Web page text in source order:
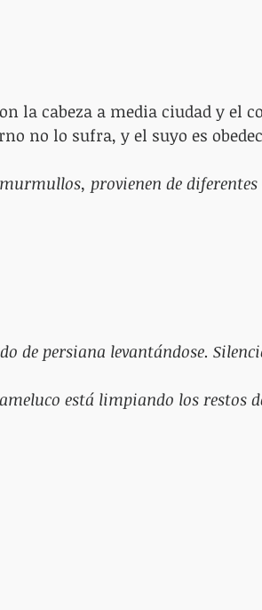
no lo sufra, y el suyo es
provienen de
de persiana levantándose.
está limpiando los restos